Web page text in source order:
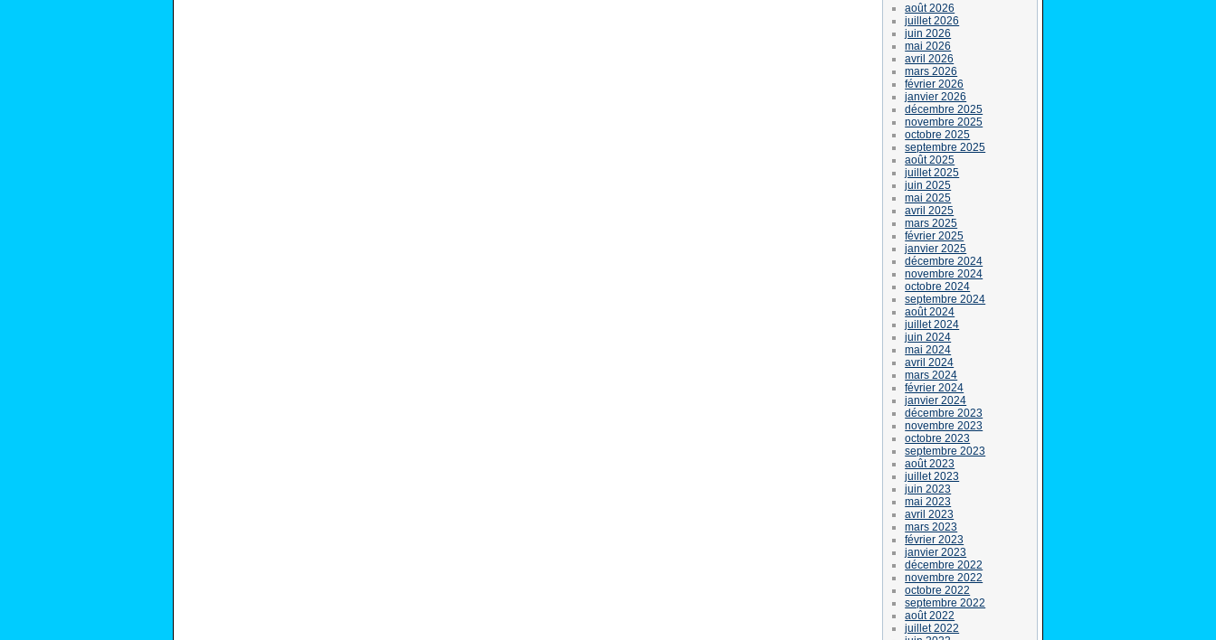
août 2026
juillet 2026
juin 2026
mai 2026
avril 2026
mars 2026
février 2026
janvier 2026
décembre 2025
novembre 2025
octobre 2025
septembre 2025
août 2025
juillet 2025
juin 2025
mai 2025
avril 2025
mars 2025
février 2025
janvier 2025
décembre 2024
novembre 2024
octobre 2024
septembre 2024
août 2024
juillet 2024
juin 2024
mai 2024
avril 2024
mars 2024
février 2024
janvier 2024
décembre 2023
novembre 2023
octobre 2023
septembre 2023
août 2023
juillet 2023
juin 2023
mai 2023
avril 2023
mars 2023
février 2023
janvier 2023
décembre 2022
novembre 2022
octobre 2022
septembre 2022
août 2022
juillet 2022